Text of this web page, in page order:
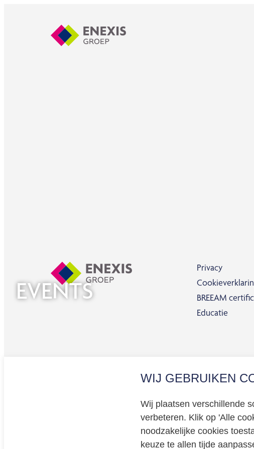
WIJ GEBRUIKEN
Wij plaatsen verschillende
verbeteren. Klik op 'Alle
noodzakelijke cookies
keuze te allen tijde
EVENTS
Privacy
BREEAM
Educatie